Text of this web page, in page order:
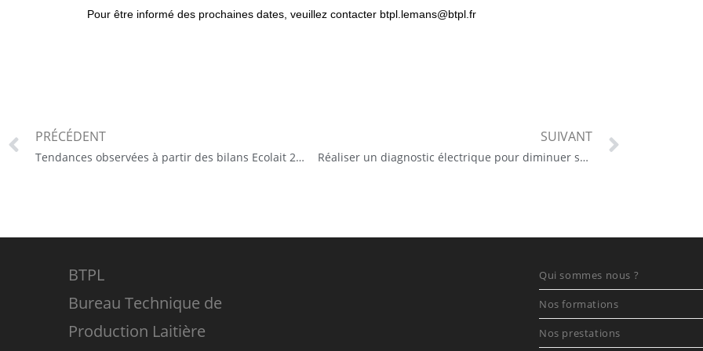
Pour être informé des prochaines dates, veuillez contacter btpl.lemans@btpl.fr
PRÉCÉDENT
Tendances observées à partir des bilans Ecolait 2022
SUIVANT
Réaliser un diagnostic électrique pour diminuer sa consommation
BTPL
Bureau Technique de
Production Laitière
Qui sommes nous ?
Nos formations
Nos prestations